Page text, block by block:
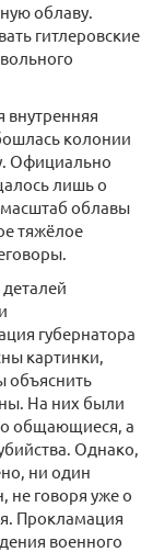
облаву.
гитлеровские
внутренняя
колонии
Официально
лишь о
облавы
тяжёлое
губернатора
картинки,
объяснить
На них были
общающиеся, а
Однако,
ни один
не говоря уже о
Прокламация
военного